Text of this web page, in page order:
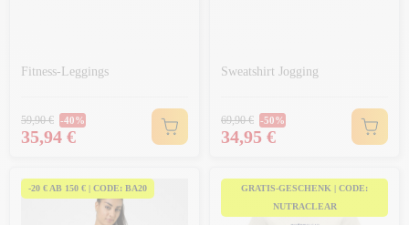
Fitness-Leggings
Regulärer Preis
59,90 € -40%
Preis
35,94 €
Sweatshirt Jogging
Regulärer Preis
69,90 € -50%
Preis
34,95 €
-20 € AB 150 € | CODE: BA20
GRATIS-GESCHENK | CODE:
NUTRACLEAR